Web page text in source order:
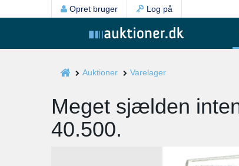
Opret bruger Log på
Auktioner Varelager
Meget sjælden
40.500.